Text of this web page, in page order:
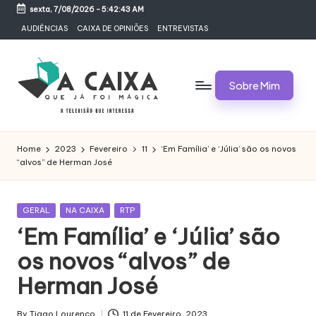
content
sexta, 7/08/2026-5:42:44 AM
AUDIÊNCIAS CAIXA DE OPINIÕES ENTREVISTAS
A
C
A
I
X
A
Q
U
Programas,
e
Bastidores
Sobre Mim
Home 2023 Fevereiro 11
‘Em Família’ e ‘Júlia’ são os novos
“alvos” de Herman José
Posted
GERAL NA CAIXA RTP
‘Em Família’ e ‘Júlia’ são
os novos “alvos” de
Herman José